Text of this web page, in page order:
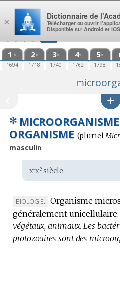
Aller au contenu
1 re
1694
2e
1718
3e
1740
4e
1762
5e
1798
✻ MICROORGANISME
ORGANISME (pluriel
masculin
Étymologie
:
xixesiècle.
MARQUE
DE
DOMAINE
:
BIOLOGIE.
Organisme
généralement unicellulaire.
végétaux, animaux. Les
protozoaires sont des
×
Dictionnaire de
Télécharger ou ouvrir
Disponible sur Android et iOS